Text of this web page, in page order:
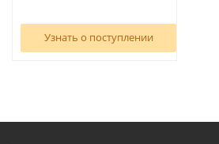
Узнать о поступлении